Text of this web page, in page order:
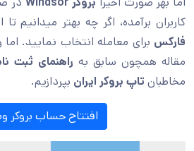
کاربران برآمده، اگر چه بهتر میدانیم تا
فارکس برای معامله انتخاب نمایید.
مقاله همچون سابق به راهنمای ثبت
مخاطبان تاپ بروکر ایران بپردازیم.
افتتاح حساب بروکر